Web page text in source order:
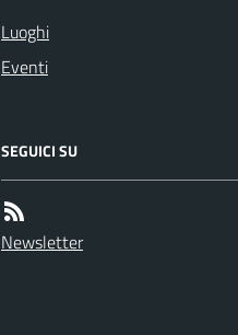
Luoghi
Eventi
SEGUICI SU
Newsletter